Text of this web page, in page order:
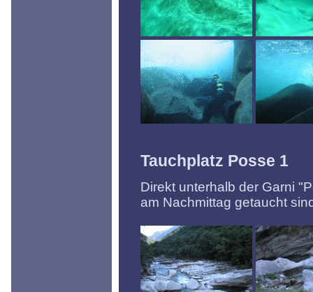
Tauchplatz Posse 1
Direkt unterhalb der Garni
am Nachmittag getaucht